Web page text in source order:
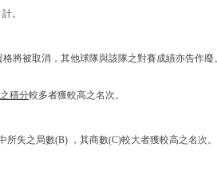
。
將被取消，其他球隊與該隊之對賽成績亦告作廢。
積分較多者獲較高之名次。
失之局數(B) ，其商數(C)較大者獲較高之名次。